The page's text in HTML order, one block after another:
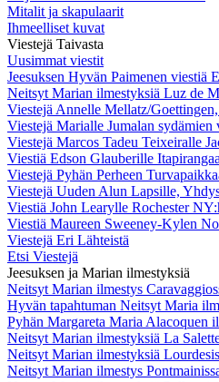
Mitalit ja skapulaarit
Ihmeelliset kuvat
Viestejä Taivasta
Uusimmat viestit
Jeesuksen Hyvän Paimenen viestiä
Neitsyt Marian ilmestyksiä Luz de
Viestejä Annelle Mellatz/Goettingen,
Viestejä Marialle Jumalan sydämien
Viestejä Marcos Tadeu Teixeiralle
Viestiä Edson Glauberille
Viestejä Pyhän Perheen
Viestejä Uuden Alun Lapsille,
Viestiä John Learylle Rochester
Viestiä Maureen Sweeney-Kylen
Viestejä Eri Lähteistä
Etsi Viestejä
Jeesuksen ja Marian ilmestyksiä
Neitsyt Marian ilmestys
Hyvän tapahtuman Neitsyt Maria
Pyhän Margareta Maria Alacoquen
Neitsyt Marian ilmestyksiä La
Neitsyt Marian ilmestyksiä
Neitsyt Marian ilmestys